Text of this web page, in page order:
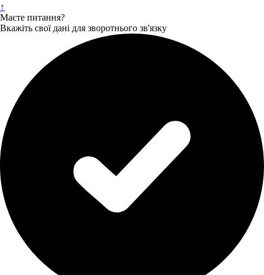
↑
Маєте питання?
Вкажіть свої дані для зворотнього зв'язку